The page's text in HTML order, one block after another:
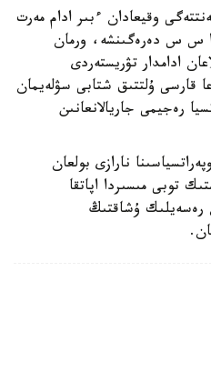
وقيعادان ءبىر ادام مەرت
ت ا س س دەرەگىنشە، ورمان
ادامدار تۋريستەردى
قارسى ۇلتتىق شتابى سۋلەيمان
رەجيمى جاريالانعانىن
نارازى بولعان
توبى مىسىردا اپاتقا
تاپقان رەسەيلىك ۇشاقتىڭ